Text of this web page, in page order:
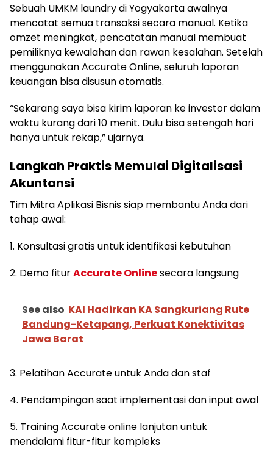
Sebuah UMKM laundry di Yogyakarta awalnya
mencatat semua transaksi secara manual. Ketika
omzet meningkat, pencatatan manual membuat
pemiliknya kewalahan dan rawan kesalahan. Setelah
menggunakan Accurate Online, seluruh laporan
keuangan bisa disusun otomatis.
“Sekarang saya bisa kirim laporan ke investor dalam
waktu kurang dari 10 menit. Dulu bisa setengah hari
hanya untuk rekap,” ujarnya.
Langkah Praktis Memulai Digitalisasi
Akuntansi
Tim Mitra Aplikasi Bisnis siap membantu Anda dari
tahap awal:
1. Konsultasi gratis untuk identifikasi kebutuhan
2. Demo fiturAccurate Onlinesecara langsung
See also KAI Hadirkan KA Sangkuriang Rute
Bandung-Ketapang, Perkuat Konektivitas
Jawa Barat
3. Pelatihan Accurate untuk Anda dan staf
4. Pendampingan saat implementasi dan input awal
5. Training Accurate online lanjutan untuk
mendalami fitur-fitur kompleks